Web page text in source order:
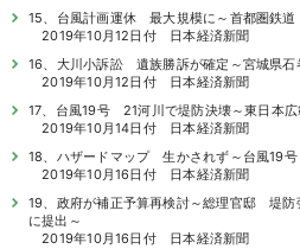
15、台風計画運休 最大規模に～首都圏鉄道
2019年10月12日付 日本経済新聞
16、大川小訴訟 遺族勝訴が確定～宮城県
2019年10月12日付 日本経済新聞
17、台風19号 21河川で堤防決壊～東日本広
2019年10月14日付 日本経済新聞
18、ハザードマップ 生かされず～台風19
2019年10月16日付 日本経済新聞
19、政府が補正予算再検討～総理官邸 堤
に提出～
2019年10月16日付 日本経済新聞